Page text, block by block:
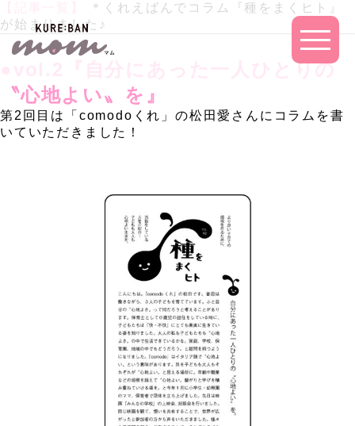
＊くれえばんでコラム『種をまくヒト』
が始まりました♪
●vol.2『自分にあった一人ひとりの
〝心地よい〟を』
第2回目は「comodoくれ」の松田愛さんにコラムを書
いていただきました！